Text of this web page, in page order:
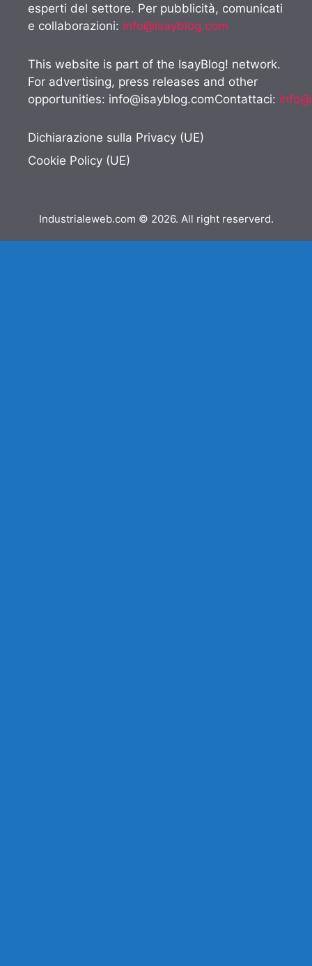
esperti del settore. Per pubblicità, comunicati
e collaborazioni: info@isayblog.com
This website is part of the IsayBlog! network.
For advertising, press releases and other
opportunities: info@isayblog.comContattaci:
Dichiarazione sulla Privacy (UE)
Cookie Policy (UE)
Industrialeweb.com © 2026. All right reserverd.